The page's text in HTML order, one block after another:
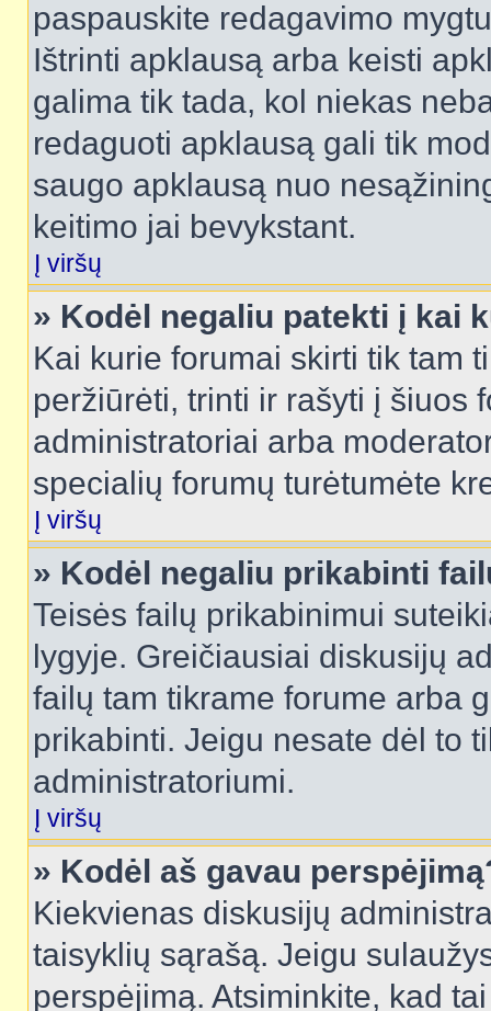
paspauskite redagavimo
Ištrinti apklausą arba keisti
galima tik tada, kol niekas
redaguoti apklausą gali tik
saugo apklausą nuo
keitimo jai bevykstant.
Į viršų
» Kodėl negaliu patekti į kai
Kai kurie forumai skirti tik tam
peržiūrėti, trinti ir rašyti į šiuos
administratoriai arba
specialių forumų turėtumėte
Į viršų
» Kodėl negaliu prikabinti
Teisės failų prikabinimui
lygyje. Greičiausiai diskusijų
failų tam tikrame forume arba
prikabinti. Jeigu nesate dėl to
administratoriumi.
Į viršų
» Kodėl aš gavau
Kiekvienas diskusijų
taisyklių sąrašą. Jeigu
perspėjimą. Atsiminkite, kad